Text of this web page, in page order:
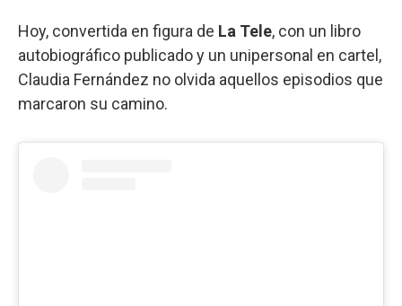
Hoy, convertida en figura de La Tele, con un libro
autobiográfico publicado y un unipersonal en cartel,
Claudia Fernández no olvida aquellos episodios que
marcaron su camino.